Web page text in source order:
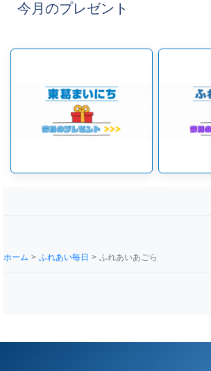
今月のプレゼント
ホーム ふれあい毎日 ふれあいあごら